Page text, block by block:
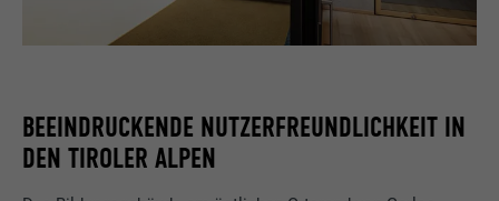
BEEINDRUCKENDE NUTZERFREUNDLICHKEIT IN
DEN TIROLER ALPEN